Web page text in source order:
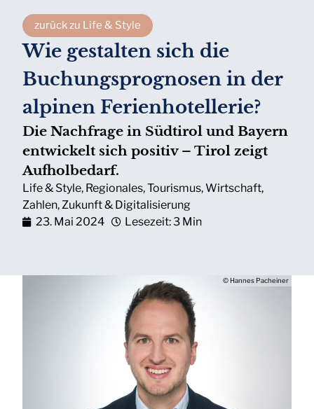
zurück zu Life & Style
Wie gestalten sich die
Buchungsprognosen in der
alpinen Ferienhotellerie?
Die Nachfrage in Südtirol und Bayern
entwickelt sich positiv – Tirol zeigt
Aufholbedarf.
Life & Style, Regionales,Tourismus,Wirtschaft,
Zahlen,Zukunft & Digitalisierung
23. Mai 2024
Lesezeit: 3 Min
© Hannes Pacheiner